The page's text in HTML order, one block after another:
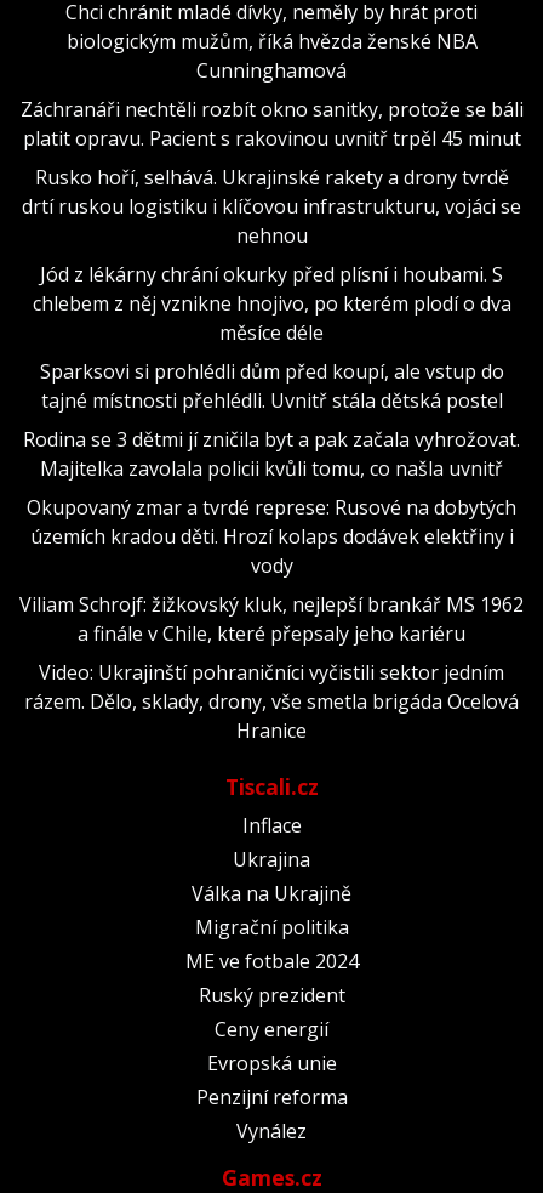
Chci chránit mladé dívky, neměly by hrát proti
biologickým mužům, říká hvězda ženské NBA
Cunninghamová
Záchranáři nechtěli rozbít okno sanitky, protože se báli
platit opravu. Pacient s rakovinou uvnitř trpěl 45 minut
Rusko hoří, selhává. Ukrajinské rakety a drony tvrdě
drtí ruskou logistiku i klíčovou infrastrukturu, vojáci se
nehnou
Jód z lékárny chrání okurky před plísní i houbami. S
chlebem z něj vznikne hnojivo, po kterém plodí o dva
měsíce déle
Sparksovi si prohlédli dům před koupí, ale vstup do
tajné místnosti přehlédli. Uvnitř stála dětská postel
Rodina se 3 dětmi jí zničila byt a pak začala vyhrožovat.
Majitelka zavolala policii kvůli tomu, co našla uvnitř
Okupovaný zmar a tvrdé represe: Rusové na dobytých
územích kradou děti. Hrozí kolaps dodávek elektřiny i
vody
Viliam Schrojf: žižkovský kluk, nejlepší brankář MS 1962
a finále v Chile, které přepsaly jeho kariéru
Video: Ukrajinští pohraničníci vyčistili sektor jedním
rázem. Dělo, sklady, drony, vše smetla brigáda Ocelová
Hranice
Tiscali.cz
Inflace
Ukrajina
Válka na Ukrajině
Migrační politika
ME ve fotbale 2024
Ruský prezident
Ceny energií
Evropská unie
Penzijní reforma
Vynález
Games.cz